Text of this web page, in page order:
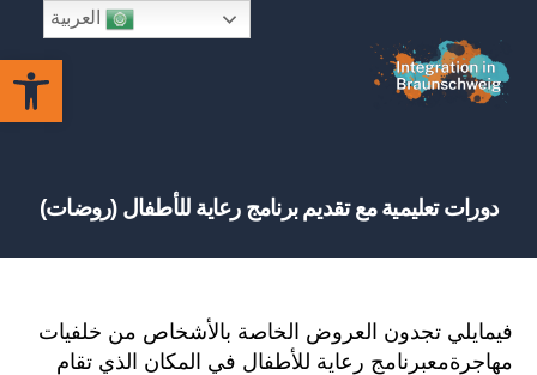
Open toolbar
دورات تعليمية مع تقديم برنامج رعاية للأطفال (روضات)
فيمايلي تجدون العروض الخاصة بالأشخاص من خلفيات
مهاجرةمعبرنامج رعاية للأطفال في المكان الذي تقام
العربية